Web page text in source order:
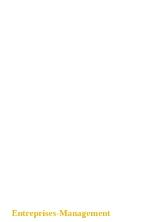
Entreprises-Management